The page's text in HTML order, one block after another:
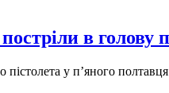
в голову
пістолета у п’яного